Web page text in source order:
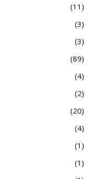
11
3
3
89
4
2
20
4
1
1